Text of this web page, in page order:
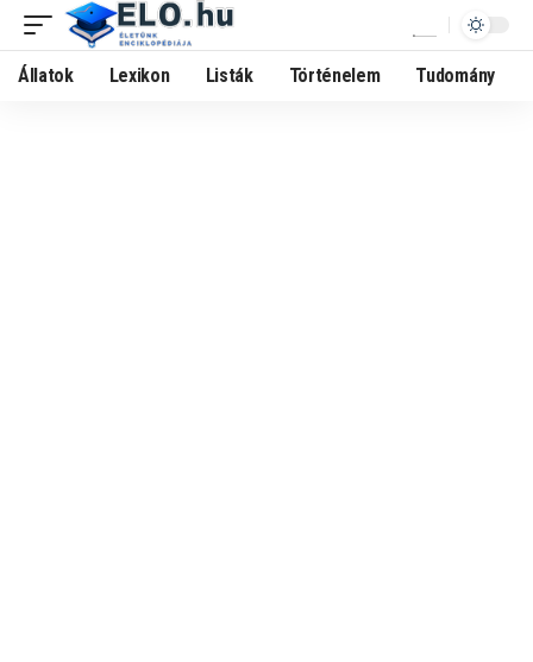
Állatok Lexikon Listák Történelem Tudomány